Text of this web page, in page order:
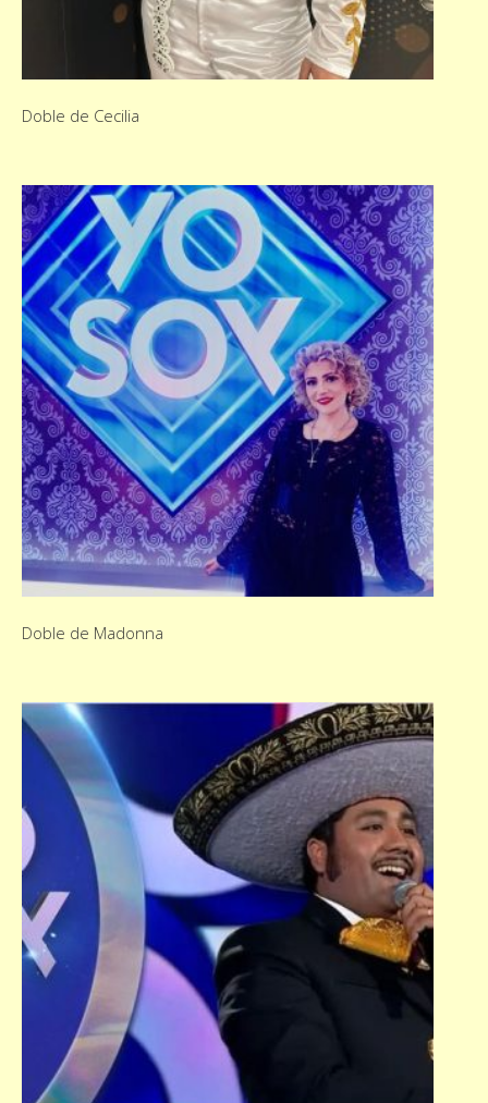
Doble de Cecilia
Doble de Madonna